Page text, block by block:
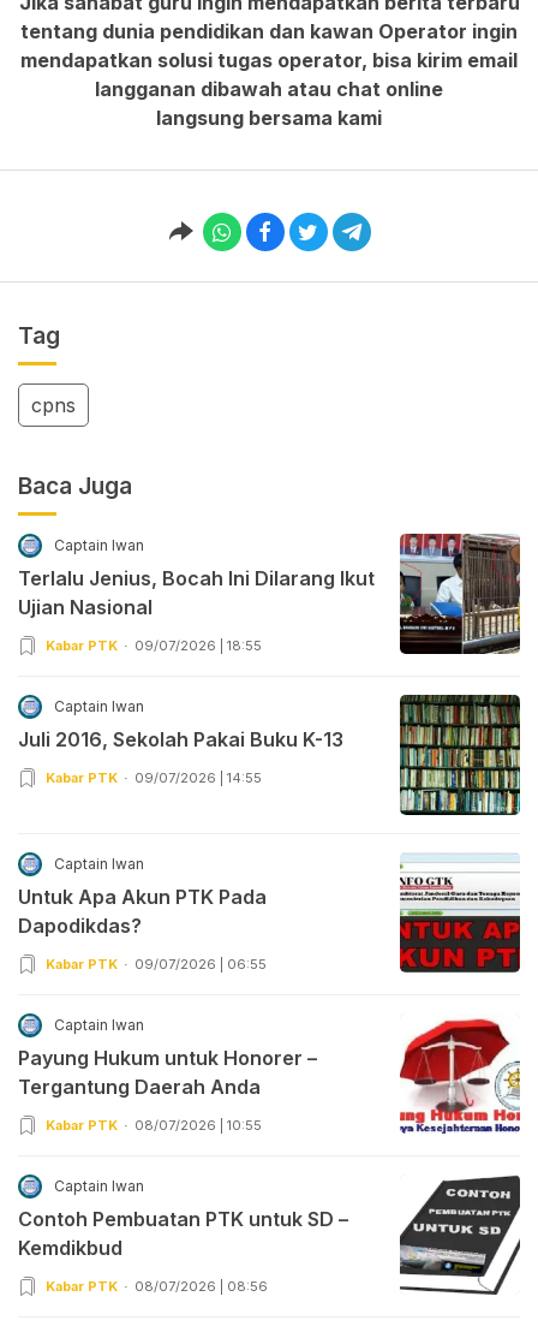
tentang dunia pendidikan dan kawan Operator ingin
mendapatkan solusi tugas operator, bisa kirim email
langganan dibawah atau chat online
langsung bersama kami
Tag
cpns
Baca Juga
Captain Iwan
Terlalu Jenius, Bocah Ini Dilarang Ikut
Ujian Nasional
Kabar PTK 09/07/2026 | 18:55
Captain Iwan
Juli 2016, Sekolah Pakai Buku K-13
Kabar PTK 09/07/2026 | 14:55
Captain Iwan
Untuk Apa Akun PTK Pada
Dapodikdas?
Kabar PTK 09/07/2026 | 06:55
Captain Iwan
Payung Hukum untuk Honorer –
Tergantung Daerah Anda
Kabar PTK 08/07/2026 | 10:55
Captain Iwan
Contoh Pembuatan PTK untuk SD –
Kemdikbud
Kabar PTK 08/07/2026 | 08:56